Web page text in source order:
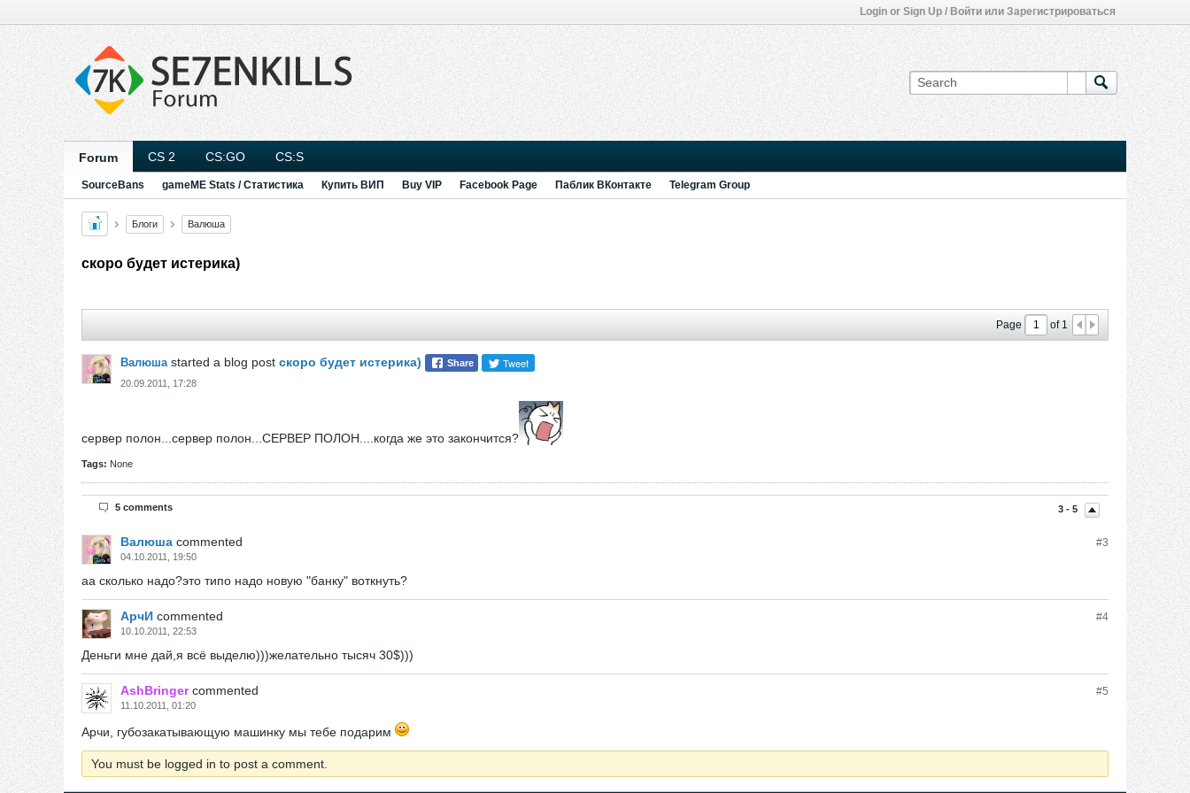
Login or Sign Up / Войти или Зарегистрироваться
Forum CS 2 CS:GO CS:S
SourceBans gameME Stats / Статистика Купить ВИП Buy VIP Facebook Page Паблик ВКонтакте Telegram Group
Блоги Валюша
скоро будет истерика)
Page of1
Валюша started a blog post скоро будет истерика)
20.09.2011, 17:28
Share Tweet
сервер полон...сервер полон...СЕРВЕР ПОЛОН....когда же это закончится?
Tags: None
3 - 5
5 comments
#3
Валюша commented
04.10.2011, 19:50
аа сколько надо?это типо надо новую "банку" воткнуть?
#4
АрчИ commented
10.10.2011, 22:53
Деньги мне дай,я всё выделю)))желательно тысяч 30$)))
#5
AshBringer commented
11.10.2011, 01:20
Арчи, губозакатывающую машинку мы тебе подарим
You must be logged in to post a comment.